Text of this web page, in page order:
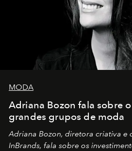
MODA
Adriana Bozon fala sobre
grandes grupos de moda
Adriana Bozon, diretora criativa
InBrands, fala sobre os